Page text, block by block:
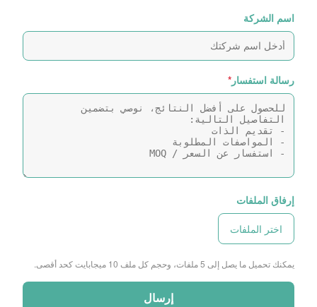
اسم الشركة
رسالة استفسار *
إرفاق الملفات
اختر الملفات
يمكنك تحميل ما يصل إلى 5 ملفات، وحجم كل ملف 10 ميجابايت كحد أقصى.
إرسال